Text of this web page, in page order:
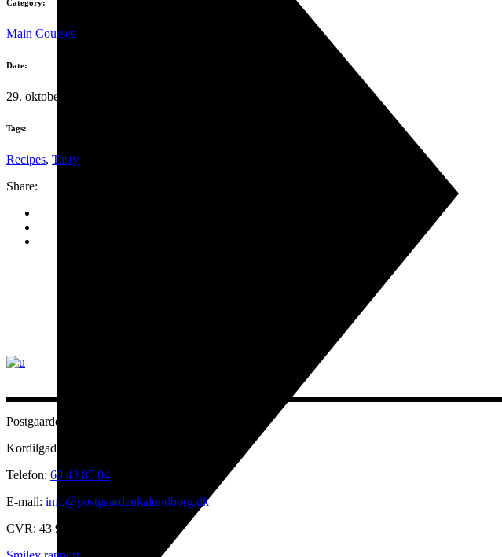
Category:
Main Courses
Date:
29. oktober 2019
Tags:
Recipes, Tasty
Share:
Postgaarden - Event & Musikhus
Kordilgade 6B 4400 Kalundborg
Telefon: 60 43 85 04
E-mail: info@postgaardenkalundborg.dk
CVR: 43 99 41 90